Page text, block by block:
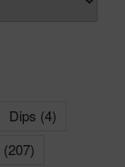
Dips (4)
(207)